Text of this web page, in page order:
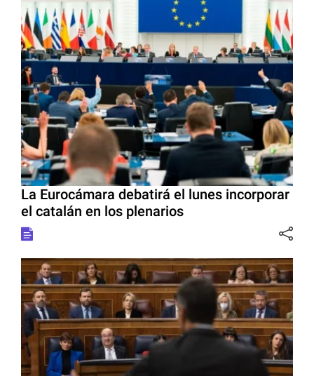
La Eurocámara debatirá el lunes incorporar
el catalán en los plenarios